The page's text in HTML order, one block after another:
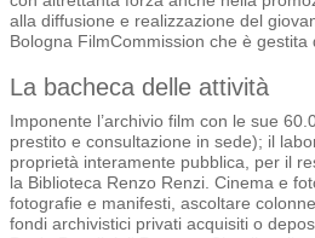
alla diffusione e realizzazione del
Bologna FilmCommission che è gestita
La bacheca delle attività
Imponente l’archivio film con le sue
prestito e consultazione in sede); il
proprietà interamente pubblica, per il
la Biblioteca Renzo Renzi. Cinema e
fotografie e manifesti, ascoltare
fondi archivistici privati acquisiti o